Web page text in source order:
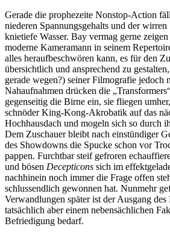
Gerade die prophezeite Nonstop-Action
niederen Spannungsgehalts und der
knietiefe Wasser. Bay vermag gerne
moderne Kameramann in seinem
alles heraufbeschwören kann, es für den
übersichtlich und ansprechend zu
gerade wegen?) seiner Filmografie jedoch
Nahaufnahmen drücken die
gegenseitig die Birne ein, sie fliegen
schnöder King-Kong-Akrobatik auf das
Hochhausdach und mogeln sich so durch
Dem Zuschauer bleibt nach einstündiger
des Showdowns die Spucke schon vor
pappen. Furchtbar steif gefroren
und bösen Decepticons sich im
nachhinein noch immer die Frage offen
schlussendlich gewonnen hat. Nunmehr
Verwandlungen später ist der Ausgang
tatsächlich aber einem nebensächlichen
Befriedigung bedarf.